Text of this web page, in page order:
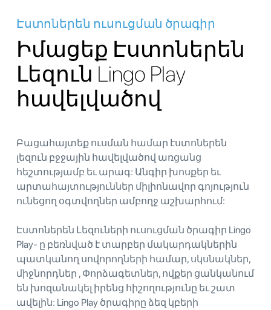
Էստոներեն ուսուցման ծրագիր
Իմացեք Էստոներեն
Լեզուն Lingo Play
հավելվածով
Բացահայտեք ուսման համար էստոներեն
լեզուն բջջային հավելվածով առցանց
հեշտությամբ եւ արագ: Անգիր խոսքեր եւ
արտահայտություններ միլիոնավոր գոյություն
ունեցող օգտվողներ ամբողջ աշխարհում:
Էստոներեն Լեզուների ուսուցման ծրագիր Lingo
Play- ը բեռնված է տարբեր մակարդակներին
պատկանող սովորողների համար, սկսնակներ,
միջնորդներ , Փորձագետներ, ովքեր ցանկանում
են խոզանակել իրենց հիշողությունը եւ շատ
ավելին: Lingo Play ծրագիրը ձեզ կբերի